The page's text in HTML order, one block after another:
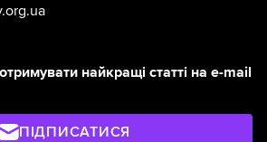
найкращі статті на e-mail
ПІДПИСАТИСЯ